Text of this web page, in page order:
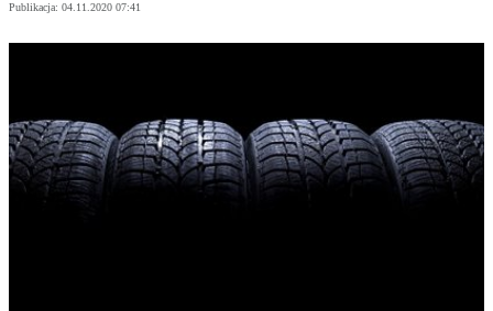
Publikacja: 04.11.2020 07:41